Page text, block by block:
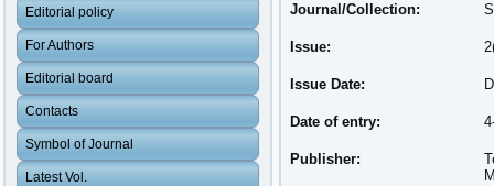
Editorial policy
For Authors
Editorial board
Contacts
Symbol of Journal
Latest Vol.
Journal/Collection:
Issue:
Issue Date:
Date of entry:
Publisher: